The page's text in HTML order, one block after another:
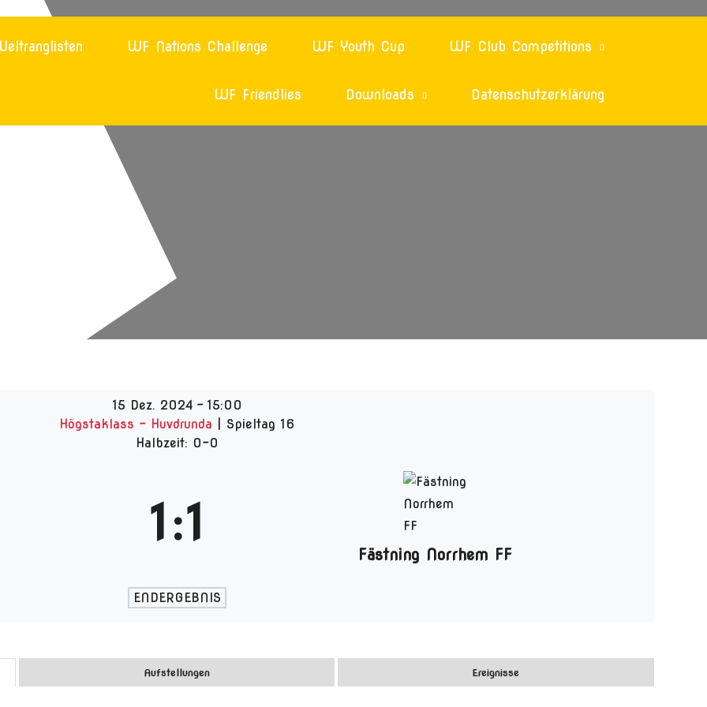
WF Nations Challenge WF Youth Cup WF Club Competitions
WF Friendlies Downloads Datenschutzerklärung
15 Dez. 2024 - 15:00
Högstaklass - Huvdrunda
| Spieltag 16
Halbzeit: 0-0
1:1
Fästning Norrhem FF
ENDERGEBNIS
Aufstellungen Ereignisse